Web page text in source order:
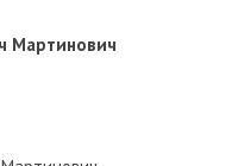
Мартинович